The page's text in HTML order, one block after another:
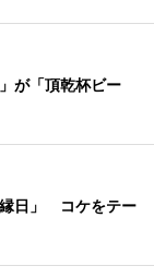
が「頂乾杯ビー
縁日」 コケをテー